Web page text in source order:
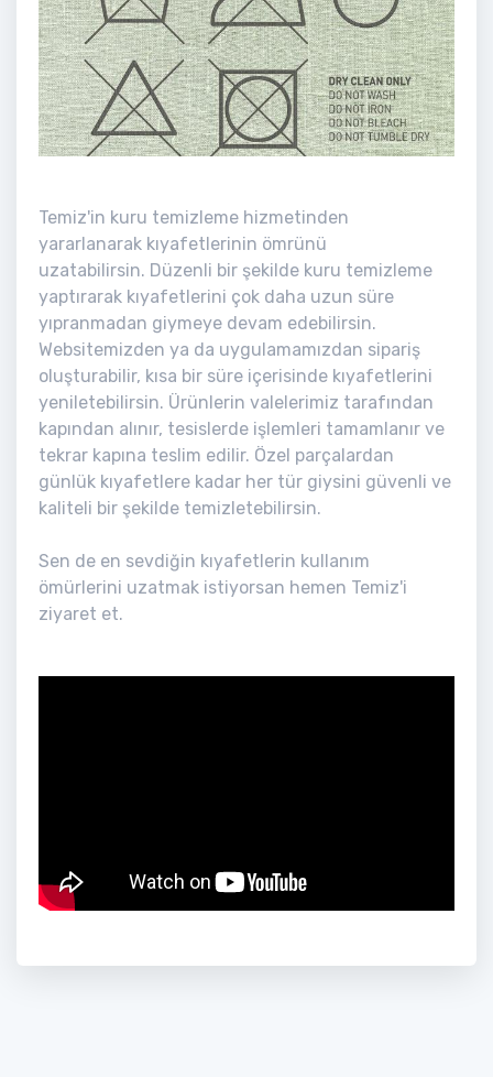
Temiz'in kuru temizleme hizmetinden
yararlanarak kıyafetlerinin ömrünü
uzatabilirsin. Düzenli bir şekilde kuru temizleme
yaptırarak kıyafetlerini çok daha uzun süre
yıpranmadan giymeye devam edebilirsin.
Websitemizden ya da uygulamamızdan sipariş
oluşturabilir, kısa bir süre içerisinde kıyafetlerini
yeniletebilirsin. Ürünlerin valelerimiz tarafından
kapından alınır, tesislerde işlemleri tamamlanır ve
tekrar kapına teslim edilir. Özel parçalardan
günlük kıyafetlere kadar her tür giysini güvenli ve
kaliteli bir şekilde temizletebilirsin.
Sen de en sevdiğin kıyafetlerin kullanım
ömürlerini uzatmak istiyorsan hemen Temiz'i
ziyaret et.